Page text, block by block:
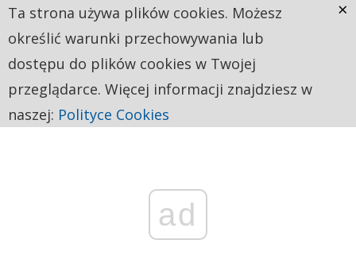
ad
Ta strona używa plików cookies. Możesz
określić warunki przechowywania lub
dostępu do plików cookies w Twojej
przeglądarce. Więcej informacji znajdziesz w
naszej: Polityce Cookies
×